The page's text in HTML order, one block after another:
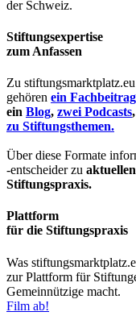
der Schweiz.
Stiftungsexpertise
zum Anfassen
Zu stiftungsmarktplatz.eu
gehören ein
ein Blog, zwei Podcasts
zu Stiftungsthemen.
Über diese Formate
-entscheider zu
Stiftungspraxis.
Plattform
für die Stiftungspraxis
Was
zur Plattform für
Gemeinnützige macht.
Film ab!